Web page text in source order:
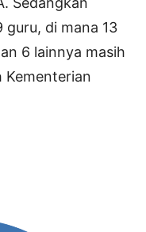
guru, di mana 13
6 lainnya masih
Kementerian